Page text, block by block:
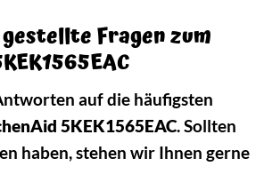
gestellte Fragen zum
auf die häufigsten
5KEK1565EAC. Sollten
haben, stehen wir Ihnen gerne